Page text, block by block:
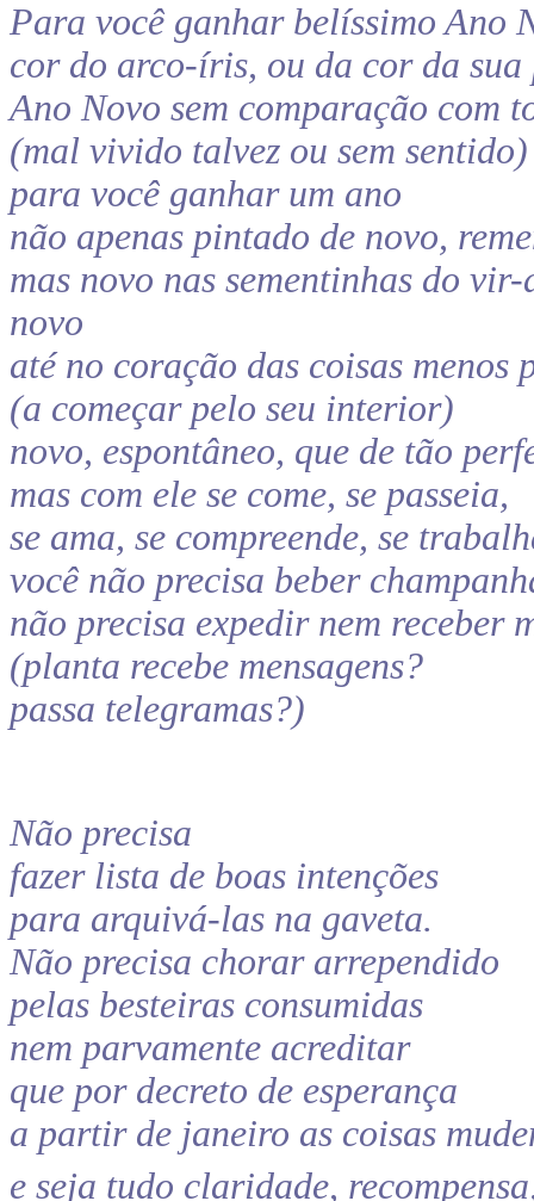
Para você ganhar belíssimo Ano
cor do arco-íris, ou da cor da sua
Ano Novo sem comparação com
(mal vivido talvez ou sem sentido)
para você ganhar um ano
não apenas pintado de novo,
mas novo nas sementinhas do
novo
até no coração das coisas menos
(a começar pelo seu interior)
novo, espontâneo, que de tão
mas com ele se come, se passeia,
se ama, se compreende, se
você não precisa beber
não precisa expedir nem receber
(planta recebe mensagens?
passa telegramas?)
Não precisa
fazer lista de boas intenções
para arquivá-las na gaveta.
Não precisa chorar arrependido
pelas besteiras consumidas
nem parvamente acreditar
que por decreto de esperança
a partir de janeiro as coisas
e seja tudo claridade,